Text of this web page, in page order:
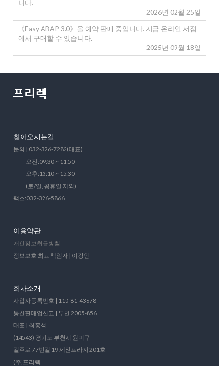
니다.
2026년 02월 25일
《Easy ABAP 3.0》을 예약 판매 중입니다. 지금 온라인 서점
에서 구매할 수 있습니다.
2025년 09월 18일
찾아오시는길
문의 | 032-326-7282(대표)
오전:09:30 ~ 11:50
오후:13:10 ~ 15:30
(토/일, 공휴일 제외)
팩스:032-326-5866
이용약관
개인정보취급방침
정보보호 최고 책임자 | 이강인
회사소개
사업자등록번호 | 110-81-43678
통신판매업신고 | 부천 2005-856
대표 | 최홍석
(14543) 경기도 부천시 원미구
길주로 77번길 19 세진프라자 201호
(주)프리렉